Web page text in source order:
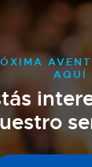
AQUÍ